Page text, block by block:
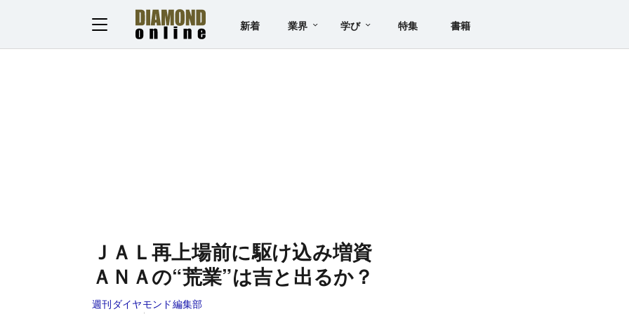
新着 業界 学び 特集 書籍
ＪＡＬ再上場前に駆け込み増資
ＡＮＡの“荒業”は吉と出るか？
週刊ダイヤモンド編集部